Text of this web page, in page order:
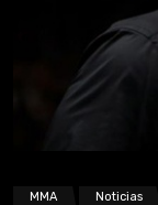
MMA Noticias